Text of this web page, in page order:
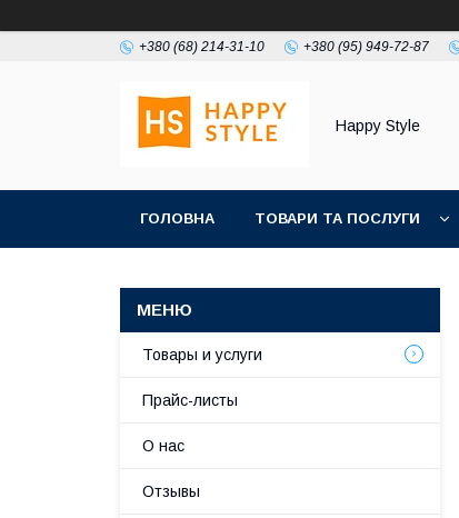
+380 (68) 214-31-10 +380 (95) 949-72-87
Happy Style
ГОЛОВНА ТОВАРИ ТА ПОСЛУГИ
Товары и услуги
Прайс-листы
О нас
Отзывы